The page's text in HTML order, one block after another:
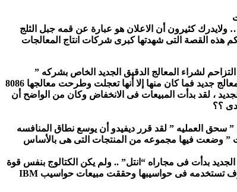
كثيرون أن الاعلان هو عبارة عن قمه جبل الثلج
هذه القصة التى شهدتها كبرى شركات انتاج المعالجات
اطار منافستها مع شركة “انتل” التى تنتج المعالج 8086 حتى بدأ المستهلكون فى التزاحم لشراء المعالج الدقيق الجديد الخاص بشركه ”
موتورلا” حيث كان الأسرع والأرخص والأعلى تقنيه وكان ذلك بالأساس راجعا إلى شركه”انتل” عندما علمت أن شركه ” موتورلا” شرعت فى تطوير معالج جديد فما كان منها إلا أنها تعجلت وطرحت معالجها 8086
الجديد ، لقد بدأت المبيعات فى الانخفاض وكان من الواضح أن
؟؟
سحق العمليه ” لقد قرر ديفيدو أن يوسع نطاق المنافسه
” وضعت فيها مجموعه من المنتجات التى هى بالأساس
بدأت فى مجاراه “انتل” .. ولم يكن الكتالوج بنفس قوة
وتميز كتالوج “انتل” ولم يرقى إلى مستوى المنافسه وفى النهايه خرجت “انتل” فائزه لقد اختارت شركة IBM معالج “انتل” ليكون معالجها الذى سوف تستخدمه فى حواسيبها وحققت مبيعات حواسيب IBM